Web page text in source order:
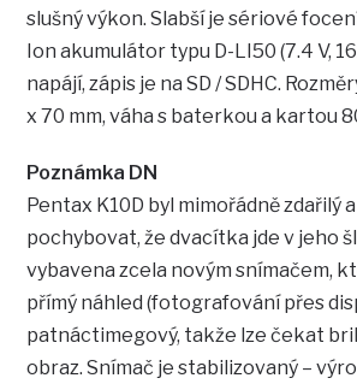
slušný výkon. Slabší je sériové
Ion akumulátor typu D-LI50 (7.4 V,
napájí, zápis je na SD / SDHC.
x 70 mm, váha s baterkou a kartou
Poznámka DN
Pentax K10D byl mimořádně zdařilý
pochybovat, že dvacítka jde v jeho
vybavena zcela novým snímačem,
přímý náhled (fotografování přes
patnáctimegový, takže lze čekat
obraz. Snímač je stabilizovaný –